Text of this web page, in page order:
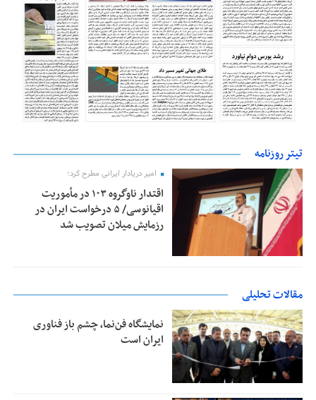
تیتر روزنامه
امیر دریادار ایرانی مطرح کرد؛
اقتدار ناوگروه ۱۰۳ در مأموریت‌
اقیانوسی/ ۵ درخواست ایران در
رزمایش میلان تصویب شد
مقالات تحلیلی
نمایشگاه فن‌نما، چشم باز فناوری
ایران است